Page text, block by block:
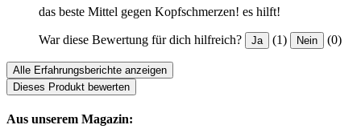
das beste Mittel gegen Kopfschmerzen! es hilft!
War diese Bewertung für dich hilfreich? Ja (1) Nein (0)
Alle Erfahrungsberichte anzeigen
Dieses Produkt bewerten
Aus unserem Magazin: